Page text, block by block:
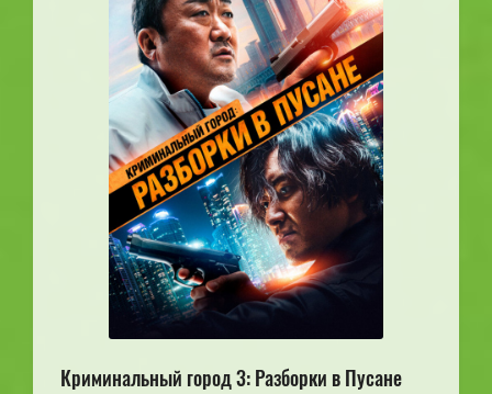
Криминальный город 3: Разборки в Пусане